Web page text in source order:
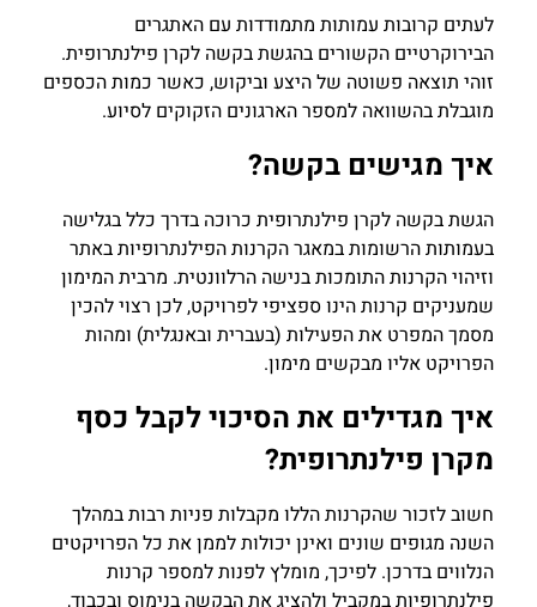
לעתים קרובות עמותות מתמודדות עם האתגרים
הבירוקרטיים הקשורים בהגשת בקשה לקרן פילנתרופית.
זוהי תוצאה פשוטה של היצע וביקוש, כאשר כמות הכספים
מוגבלת בהשוואה למספר הארגונים הזקוקים לסיוע.
איך מגישים בקשה?
הגשת בקשה לקרן פילנתרופית כרוכה בדרך כלל בגלישה
בעמותות הרשומות במאגר הקרנות הפילנתרופיות באתר
וזיהוי הקרנות התומכות בנישה הרלוונטית. מרבית המימון
שמעניקים קרנות הינו ספציפי לפרויקט, לכן רצוי להכין
מסמך המפרט את הפעילות (בעברית ובאנגלית) ומהות
הפרויקט אליו מבקשים מימון.
איך מגדילים את הסיכוי לקבל כסף
מקרן פילנתרופית?
חשוב לזכור שהקרנות הללו מקבלות פניות רבות במהלך
השנה מגופים שונים ואינן יכולות לממן את כל הפרויקטים
הנלווים בדרכן. לפיכך, מומלץ לפנות למספר קרנות